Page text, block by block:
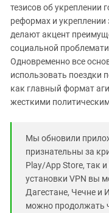
тезисов об укреплении
реформах и укреплении
делают акцент
социальной
Одновременно все
использовать поездки
как главный формат
жесткими
Мы обновили
признательны за
Play/App Store, так
установки VPN вы
Дагестане, Чечне и
можно продолжать